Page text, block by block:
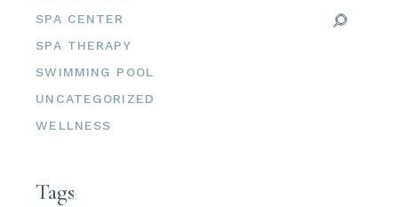
SPA CENTER
SPA THERAPY
SWIMMING POOL
UNCATEGORIZED
WELLNESS
Tags